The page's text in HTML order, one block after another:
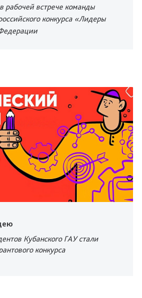
рабочей встрече команды
конкурса «Лидеры
Кубанского ГАУ стали
конкурса